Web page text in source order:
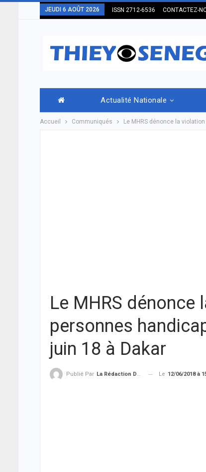
JEUDI 6 AOÛT 2026 ISSN 2712-6536 CONTACTEZ-
Actualité Nationale
Accueil Communiqués Le MHRS dénonce la
Le MHRS
personnes
juin 18 à Dakar
Publié Par La Rédaction De THIEYSENEGAL.com Le 12/06/2018 à